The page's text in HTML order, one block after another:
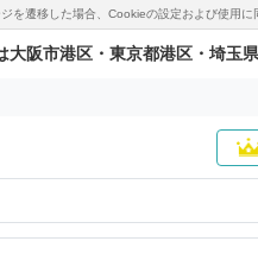
遷移した場合、Cookieの設定および使用
大阪市港区・東京都港区・埼玉